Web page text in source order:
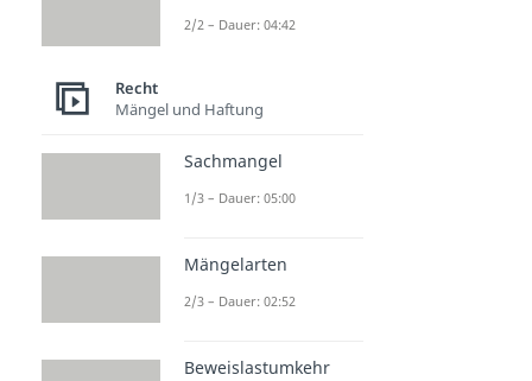
2/2 – Dauer: 04:42
Recht
Mängel und Haftung
Sachmangel
1/3 – Dauer: 05:00
Mängelarten
2/3 – Dauer: 02:52
Beweislastumkehr